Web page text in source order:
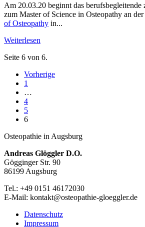
Am 20.03.20 beginnt das
zum Master of Science in Osteopathy an der
of Osteopathy in...
Weiterlesen
Seite 6 von 6.
Vorherige
1
…
4
5
6
Osteopathie in Augsburg
Andreas Glöggler D.O.
Gögginger Str. 90
86199 Augsburg
Tel.: +49 0151 46172030
E-Mail: kontakt@osteopathie-gloeggler.de
Datenschutz
Impressum